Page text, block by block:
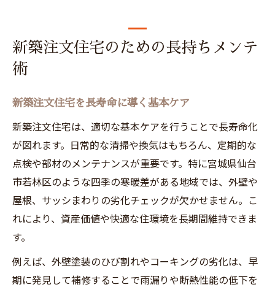
ト
仙台市若林区で新築住宅を快適に保つ秘訣
新築注文住宅の快適性を高める室内環境対
策
仙台市注文住宅の特徴と家族向け住まい方
建売住宅との違いを活かした快適メンテナ
ンス
仙台若林で暮らすなら知っておくべき換気
東海住宅 評判を参考にした快適性の工夫
メンテナンス計画で安心の住まいを実現
新築注文住宅のための長持ちメンテ
術
新築注文住宅を長寿命に導く基本ケア
新築注文住宅は、適切な基本ケアを行うことで長寿命化
が図れます。日常的な清掃や換気はもちろん、定期的な
点検や部材のメンテナンスが重要です。特に宮城県仙台
市若林区のような四季の寒暖差がある地域では、外壁や
屋根、サッシまわりの劣化チェックが欠かせません。こ
れにより、資産価値や快適な住環境を長期間維持できま
す。
例えば、外壁塗装のひび割れやコーキングの劣化は、早
期に発見して補修することで雨漏りや断熱性能の低下を